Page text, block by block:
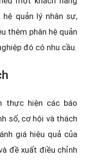
hệ quản lý nhân sự,
thêm phân hệ quản
đó có nhu cầu.
thực hiện các báo
số, cơ hội và thách
giá hiệu quả của
đề xuất điều chỉnh